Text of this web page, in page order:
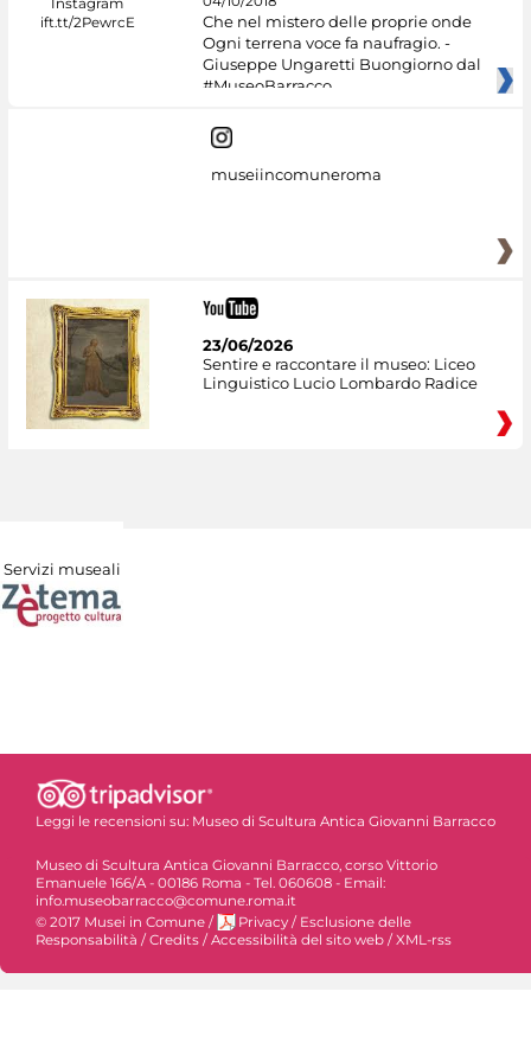
Che nel mistero delle proprie onde
Ogni terrena voce fa naufragio. -
Giuseppe Ungaretti Buongiorno dal
#MuseoBarracco
museiincomuneroma
23/06/2026
Sentire e raccontare il museo: Liceo
Linguistico Lucio Lombardo Radice
Servizi museali
Leggi le recensioni su: Museo di Scultura Antica Giovanni Barracco
Museo di Scultura Antica Giovanni Barracco, corso Vittorio
Emanuele 166/A - 00186 Roma - Tel. 060608 - Email:
info.museobarracco@comune.roma.it
© 2017 Musei in Comune / Privacy / Esclusione delle
Responsabilità / Credits / Accessibilità del sito web / XML-rss